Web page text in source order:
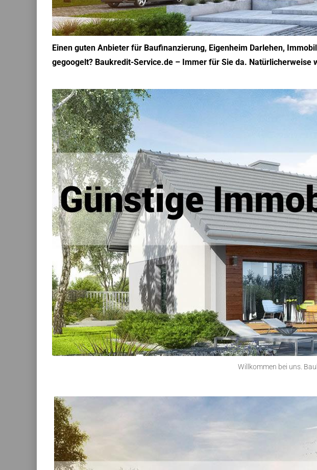
Einen guten Anbieter für Baufinanzierung, Eigenheim Darlehen,
gegoogelt? Baukredit-Service.de – Immer für Sie da. Natürlicherweise
Willkommen bei uns.